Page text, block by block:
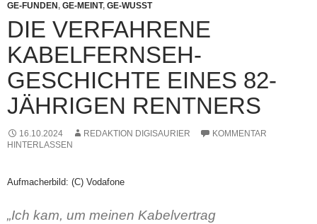
GE-FUNDEN , GE-MEINT, GE-WUSST
DIE VERFAHRENE
KABELFERNSEH-
GESCHICHTE EINES 82-
JÄHRIGEN RENTNERS
16.10.2024 REDAKTION DIGISAURIER
KOMMENTAR
HINTERLASSEN
Aufmacherbild: (C) Vodafone
„Ich kam, um meinen Kabelvertrag